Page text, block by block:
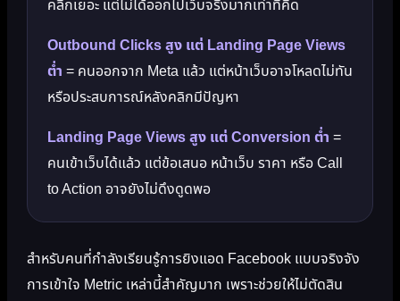
คลิกเยอะ แต่ไม่ได้ออกไปเว็บจริงมากเท่าที่คิด
Outbound Clicks สูง แต่ Landing Page Views
ต่ำ = คนออกจาก Meta แล้ว แต่หน้าเว็บอาจโหลดไม่ทัน
หรือประสบการณ์หลังคลิกมีปัญหา
Landing Page Views สูง แต่ Conversion ต่ำ =
คนเข้าเว็บได้แล้ว แต่ข้อเสนอ หน้าเว็บ ราคา หรือ Call
to Action อาจยังไม่ดึงดูดพอ
สำหรับคนที่กำลังเรียนรู้การยิงแอด Facebook แบบจริงจัง
การเข้าใจ Metric เหล่านี้สำคัญมาก เพราะช่วยให้ไม่ตัดสิน